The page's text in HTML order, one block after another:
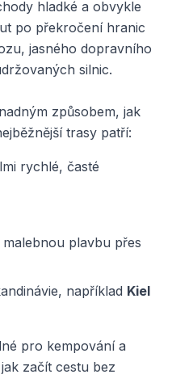
hladké a obvykle
po překročení hranic
jasného dopravního
silnic.
způsobem, jak
trasy patří:
rychlé, časté
plavbu přes
například Kiel
pro kempování a
začít cestu bez